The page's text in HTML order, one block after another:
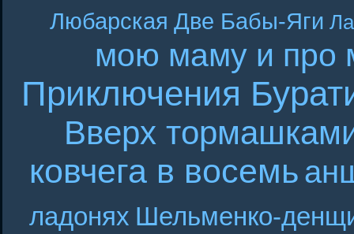
Любарская Две Бабы-Яги
мою маму и про
Приключения
Вверх
ковчега в восемь
ладонях Шельменко-